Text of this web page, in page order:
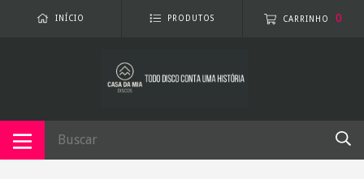
INÍCIO PRODUTOS CARRINHO 0